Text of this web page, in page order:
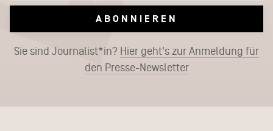
ABONNIEREN
Sie sind Journalist*in? Hier geht's zur Anmeldung für
den Presse-Newsletter